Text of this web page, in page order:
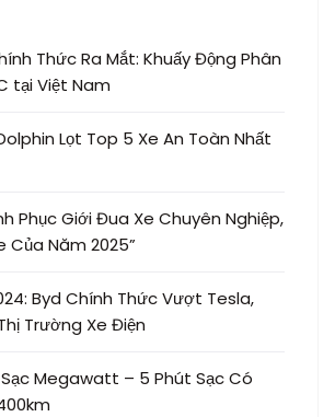
Thức Ra Mắt: Khuấy Động Phân
tại Việt Nam
Lọt Top 5 Xe An Toàn Nhất
Phục Giới Đua Xe Chuyên Nghiệp,
Của Năm 2025”
Byd Chính Thức Vượt Tesla,
Trường Xe Điện
Megawatt – 5 Phút Sạc Có